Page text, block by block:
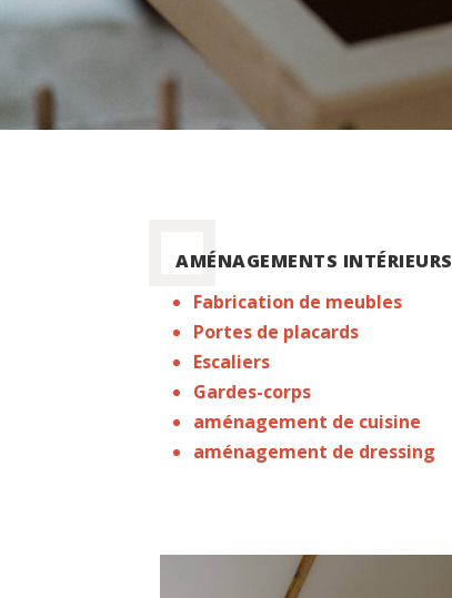
AMÉNAGEMENTS INTÉRIEURS
Fabrication de meubles
Portes de placards
Escaliers
Gardes-corps
aménagement de cuisine
aménagement de dressing